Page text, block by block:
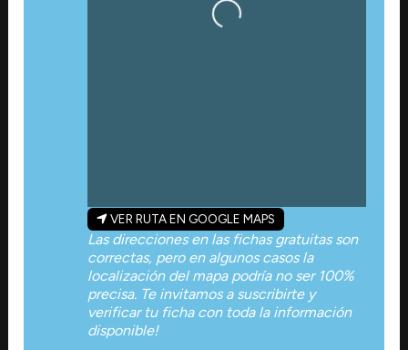
Cargando…
VER RUTA EN GOOGLE MAPS
Las direcciones en las fichas gratuitas son
correctas, pero en algunos casos la
localización del mapa podría no ser 100%
precisa. Te invitamos a suscribirte y
verificar tu ficha con toda la información
disponible!